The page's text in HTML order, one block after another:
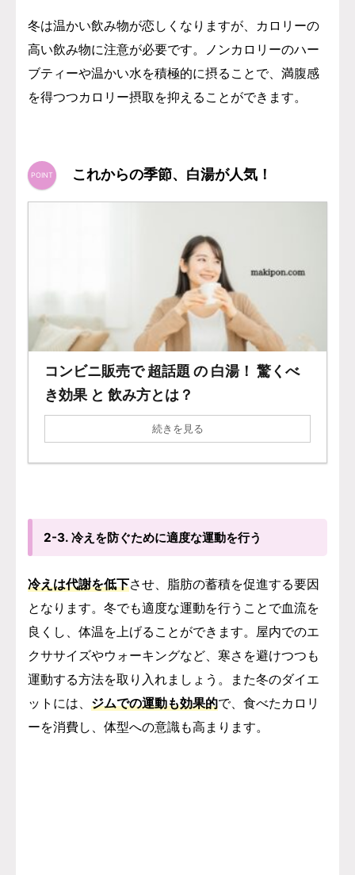
冬は温かい飲み物が恋しくなりますが、カロリーの
高い飲み物に注意が必要です。ノンカロリーのハー
ブティーや温かい水を積極的に摂ることで、満腹感
を得つつカロリー摂取を抑えることができます。
これからの季節、白湯が人気！
コンビニ販売で 超話題 の 白湯！ 驚くべ
き効果 と 飲み方とは？
続きを見る
2-3. 冷えを防ぐために適度な運動を行う
冷えは代謝を低下させ、脂肪の蓄積を促進する要因
となります。冬でも適度な運動を行うことで血流を
良くし、体温を上げることができます。屋内でのエ
クササイズやウォーキングなど、寒さを避けつつも
運動する方法を取り入れましょう。また冬のダイエ
ットには、 ジムでの運動も効果的で、食べたカロリ
ーを消費し、体型への意識も高まります。